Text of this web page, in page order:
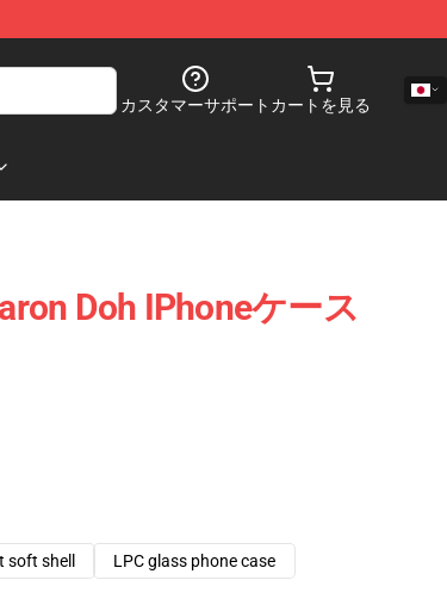
カスタマーサポート カートを見る
Doh IPhoneケース
soft shell
LPC glass phone case